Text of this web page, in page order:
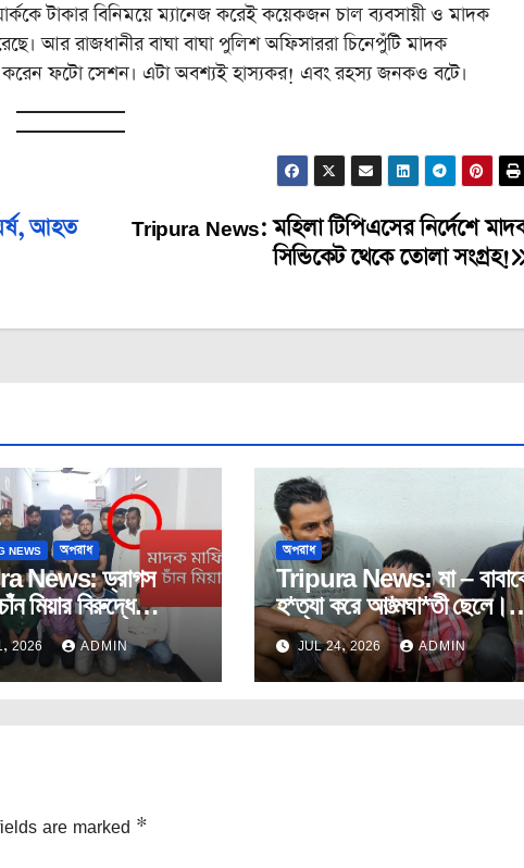
টাকার বিনিময়ে ম্যানেজ করেই কয়েকজন চাল ব্যবসায়ী ও মাদক
আর রাজধানীর বাঘা বাঘা পুলিশ অফিসাররা চিনেপুঁটি মাদক
করেন ফটো সেশন। এটা অবশ্যই হাস্যকর! এবং রহস্য জনকও বটে।
Tripura News: মহিলা টিপিএসের নির্দেশে
সিন্ডিকেট থেকে তোলা সংগ্রহ!
আহত
NEWS অপরাধ
News: ড্রাগস
মিয়ার বিরুদ্ধে
রাহুলের মামলা দায়ের।
2026 ADMIN
অপরাধ
Tripura News: মা –
হ*ত্যা করে আ*ত্মঘা*তী ছেলে।
ঘটনায়পশ্চিম মুহুরীপুরে।
JUL 24, 2026 ADMIN
are marked *